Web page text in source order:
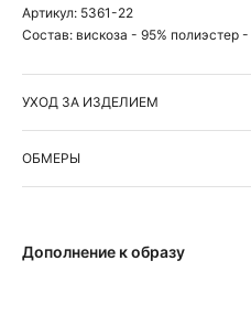
Артикул: 5361-22
Состав: вискоза - 95% полиэстер -
УХОД ЗА ИЗДЕЛИЕМ
ОБМЕРЫ
Дополнение к образу